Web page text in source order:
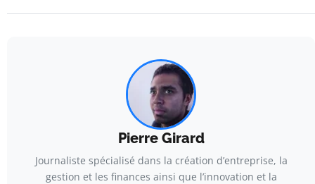
Pierre Girard
Journaliste spécialisé dans la création d’entreprise, la
gestion et les finances ainsi que l’innovation et la